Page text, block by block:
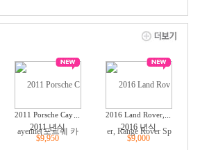
2011 Porsche Cay
enne(포르쉐 카이
엔)
2011 년식
$9,950
2016 Land Rover,
Range Rover Spor
t 3.0L,2016 년식
$9,000